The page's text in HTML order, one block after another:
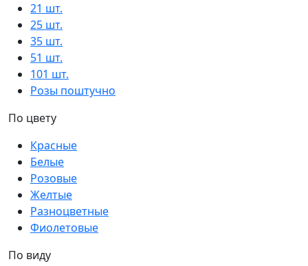
21 шт.
25 шт.
35 шт.
51 шт.
101 шт.
Розы поштучно
По цвету
Красные
Белые
Розовые
Желтые
Разноцветные
Фиолетовые
По виду